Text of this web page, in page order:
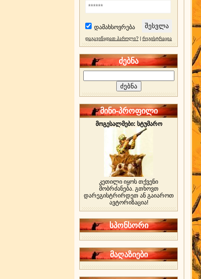
დამახსოვრება
დაგავიწყდათ პაროლი? რეგისტრაცია
ძებნა
მინი-პროფილი
მოგესალმები: სტუმარო
კეთილი იყოს თქვენი
მობრძანება. გთხოვთ
დარეგისტრირდეთ ან გაიაროთ
ავტორიზაცია!
სპონსორი
მაღაზიები